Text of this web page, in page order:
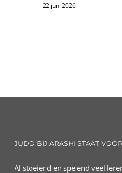
22 juni 2026
JUDO BIJ ARASHI STAAT
Al stoeiend en spelend veel